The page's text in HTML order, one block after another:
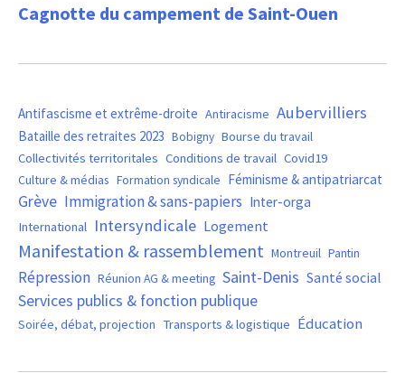
Cagnotte du campement de Saint-Ouen
Antifascisme et extrême-droite Antiracisme Aubervilliers
Bataille des retraites 2023 Bobigny Bourse du travail
Collectivités territoritales Conditions de travail Covid19
Culture & médias Formation syndicale Féminisme & antipatriarcat
Grève Immigration & sans-papiers Inter-orga
International Intersyndicale Logement
Manifestation & rassemblement Montreuil Pantin
Répression Réunion AG & meeting Saint-Denis Santé social
Services publics & fonction publique
Soirée, débat, projection Transports & logistique Éducation